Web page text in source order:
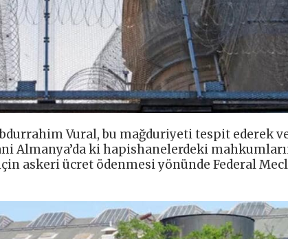
Vural, bu mağduriyeti tespit ederek
Almanya’da ki hapishanelerdeki
askeri ücret ödenmesi yönünde Federal